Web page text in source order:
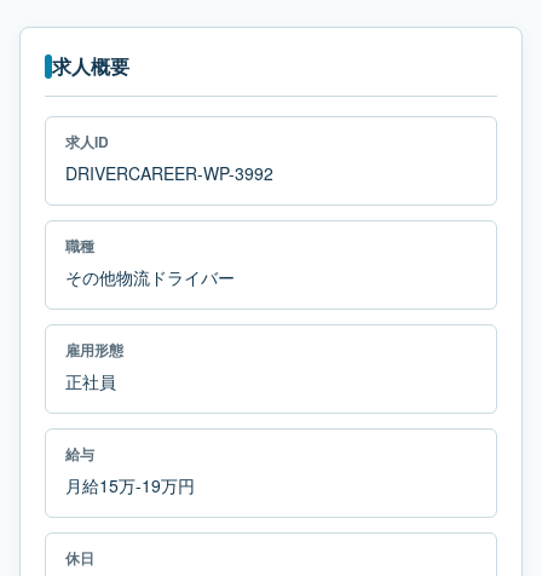
求人概要
求人ID
DRIVERCAREER-WP-3992
職種
その他物流ドライバー
雇用形態
正社員
給与
月給15万-19万円
休日